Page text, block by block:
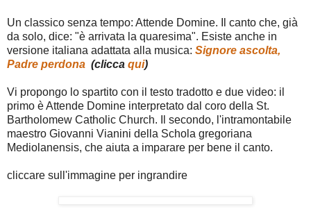
Un classico senza tempo: Attende Domine. Il canto che, già
da solo, dice: "è arrivata la quaresima". Esiste anche in
versione italiana adattata alla musica: Signore ascolta,
Padre perdona (clicca qui)
Vi propongo lo spartito con il testo tradotto e due video: il
primo è Attende Domine interpretato dal coro della St.
Bartholomew Catholic Church. Il secondo, l'intramontabile
maestro Giovanni Vianini della Schola gregoriana
Mediolanensis, che aiuta a imparare per bene il canto.
cliccare sull'immagine per ingrandire